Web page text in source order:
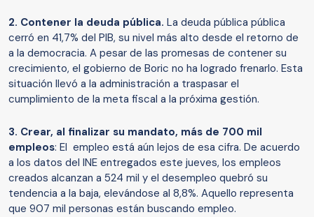
2. Contener la deuda pública. La deuda pública pública
cerró en 41,7% del PIB, su nivel más alto desde el retorno de
a la democracia. A pesar de las promesas de contener su
crecimiento, el gobierno de Boric no ha logrado frenarlo. Esta
situación llevó a la administración a traspasar el
cumplimiento de la meta fiscal a la próxima gestión.
3. Crear, al finalizar su mandato, más de 700 mil
empleos: El empleo está aún lejos de esa cifra. De acuerdo
a los datos del INE entregados este jueves, los empleos
creados alcanzan a 524 mil y el desempleo quebró su
tendencia a la baja, elevándose al 8,8%. Aquello representa
que 907 mil personas están buscando empleo.